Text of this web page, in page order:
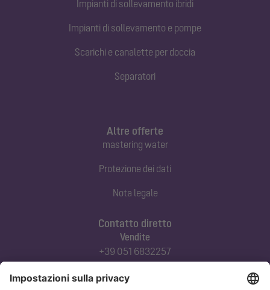
Impianti di sollevamento ibridi
Impianti di sollevamento e pompe
Scarichi e canalette per doccia
Separatori
Contatto diretto
Vendite
+39 051 6832257
Altre offerte
mastering water
Protezione dei dati
Nota legale